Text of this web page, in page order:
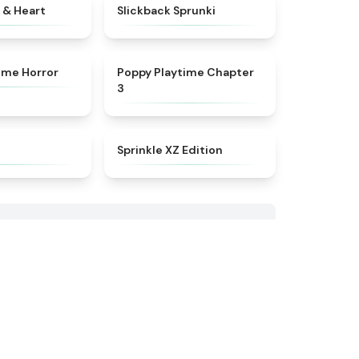
& Heart Slickback Sprunki
Horror ★
Poppy Playtime Chapter
3
Sprinkle XZ Edition